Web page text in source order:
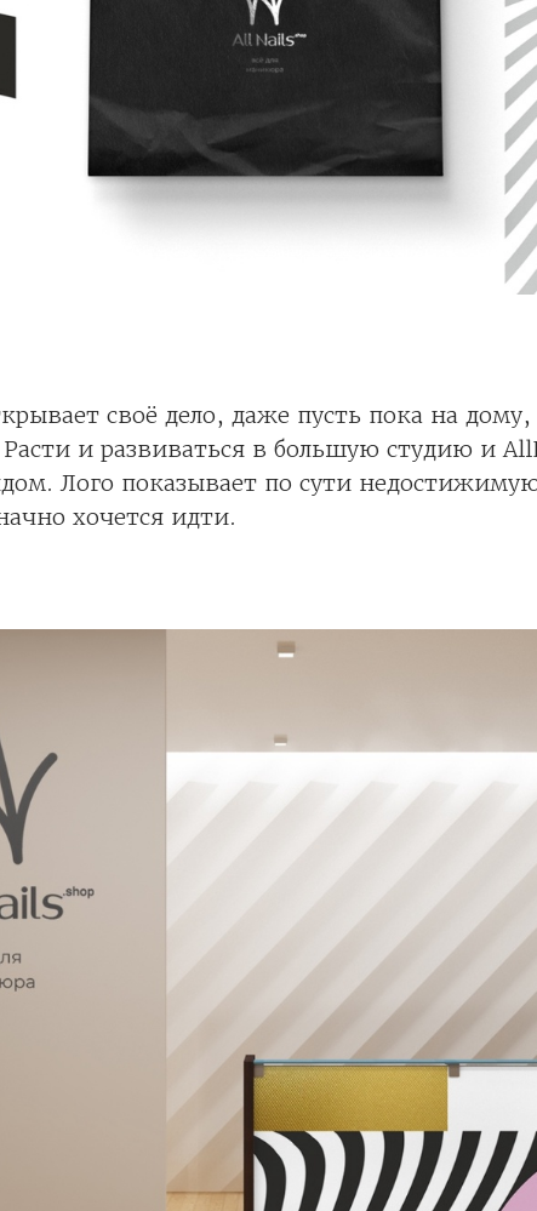
своё дело, даже пусть пока на дому,
и развиваться в большую студию и
Лого показывает по сути
хочется идти.